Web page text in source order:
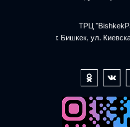
ТРЦ
г. Бишкек, ул.